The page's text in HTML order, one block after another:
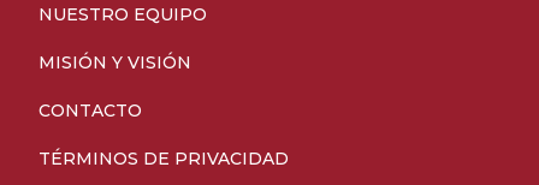
NUESTRO EQUIPO
MISIÓN Y VISIÓN
CONTACTO
TÉRMINOS DE PRIVACIDAD